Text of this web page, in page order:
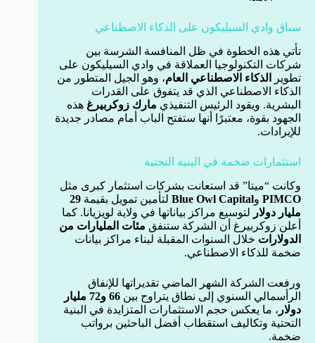
سباق وادي السيليكون على الذكاء الاصطناعي
تأتي هذه الخطوة في ظل المنافسة الشرسة بين
شركات التكنولوجيا العملاقة في وادي السيليكون على
تطوير
الذكاء الاصطناعي العام، وهو الجيل المتطور من
الذكاء الاصطناعي الذي قد يتفوق على القدرات
البشرية. ويقود الرئيس التنفيذي مارك زوكربيرغ هذه
الجهود بقوة، معتبرًا أنها ستفتح الباب أمام مصادر جديدة
للإيرادات.
استثمارات ضخمة في البنية التحتية
وكانت “ميتا” قد استعانت بشركات استثمار كبرى مثل
PIMCO وBlue Owl Capital لتأمين تمويل بقيمة 29
مليار دولار لتوسيع مراكز بياناتها في ولاية لويزيانا. كما
أعلن زوكربيرغ أن الشركة ستنفق مئات المليارات من
الدولارات خلال السنوات المقبلة لبناء مراكز بيانات
ضخمة للذكاء الاصطناعي.
ورفعت الشركة الشهر الماضي تقديراتها للإنفاق
الرأسمالي السنوي إلى نطاق يتراوح بين
66 و72 مليار
دولار ، ما يعكس حجم الاستثمارات المتزايدة في البنية
التحتية وتكاليف استقطاب أفضل الباحثين برواتب
ضخمة.